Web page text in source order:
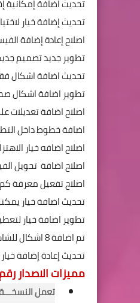
تحديث اضافة إمكانية
تحديث إضافة خيار
اصلاح إعادة إضافة
تطوير جديد تصميم
تحديث اضافة اشكال
تطوير اضافة اشكال
اصلاح اضافة تعديلات
اضافة خطوط داخل
اضلاح اضافه خيار
اصلاح اضافة تحويل
اصلاح تفعيل معرفة
تحديث اضافة خيار
تطوير اضافة خيار
تم اضافة 8 اشكال للشاشة الرئيسية.
تحديث إعادة إضافة خيار
مميزات الاصدار رقم 21: التحديث الأخــــير واتساب عمر
تعمل